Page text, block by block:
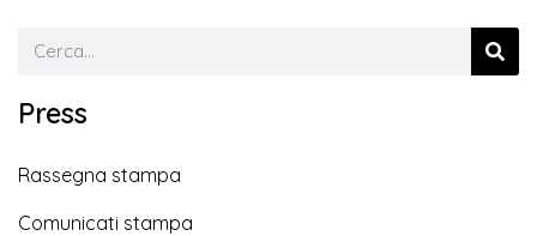
Press
Rassegna stampa
Comunicati stampa